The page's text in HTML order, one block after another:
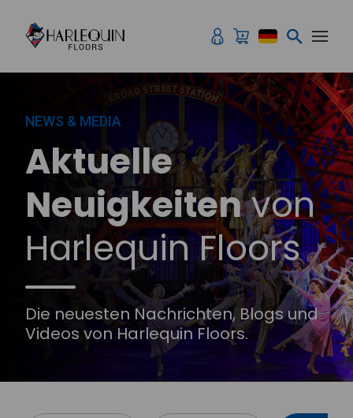
NEWS & MEDIA
Aktuelle
Neuigkeitenvon
Harlequin Floors
Die neuesten Nachrichten, Blogs und
Videos von Harlequin Floors.